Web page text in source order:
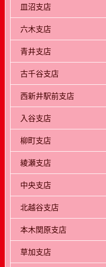
皿沼支店
六木支店
青井支店
古千谷支店
西新井駅前支店
入谷支店
柳町支店
綾瀬支店
中央支店
北越谷支店
本木関原支店
草加支店